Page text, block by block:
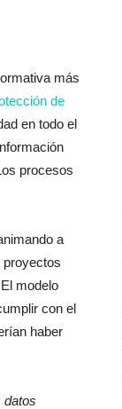
más
de
en todo el
procesos
a
proyectos
modelo
con el
haber
datos